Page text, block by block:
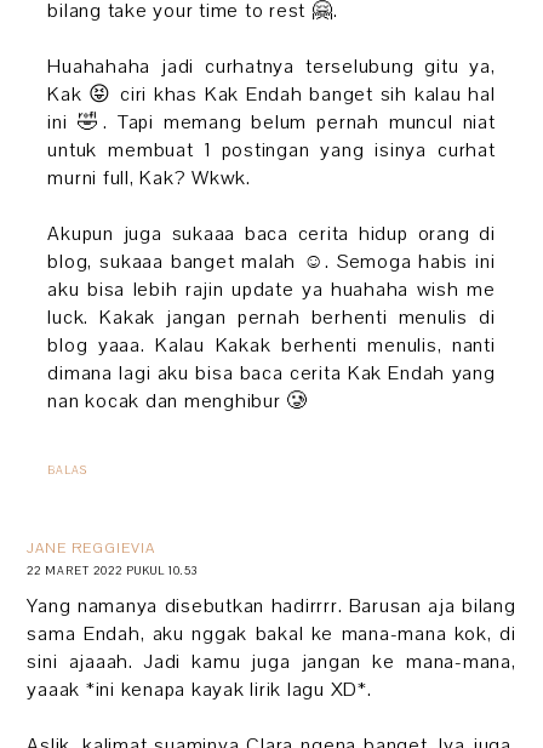
bilang take your time to rest 🤗.
Huahahaha jadi curhatnya terselubung gitu ya,
Kak 😝 ciri khas Kak Endah banget sih kalau hal
ini 🤣. Tapi memang belum pernah muncul niat
untuk membuat 1 postingan yang isinya curhat
murni full, Kak? Wkwk.
Akupun juga sukaaa baca cerita hidup orang di
blog, sukaaa banget malah ☺️. Semoga habis ini
aku bisa lebih rajin update ya huahaha wish me
luck. Kakak jangan pernah berhenti menulis di
blog yaaa. Kalau Kakak berhenti menulis, nanti
dimana lagi aku bisa baca cerita Kak Endah yang
nan kocak dan menghibur 🥲
BALAS
JANE REGGIEVIA
22 MARET 2022 PUKUL 10.53
Yang namanya disebutkan hadirrrr. Barusan aja bilang
sama Endah, aku nggak bakal ke mana-mana kok, di
sini ajaaah. Jadi kamu juga jangan ke mana-mana,
yaaak *ini kenapa kayak lirik lagu XD*.